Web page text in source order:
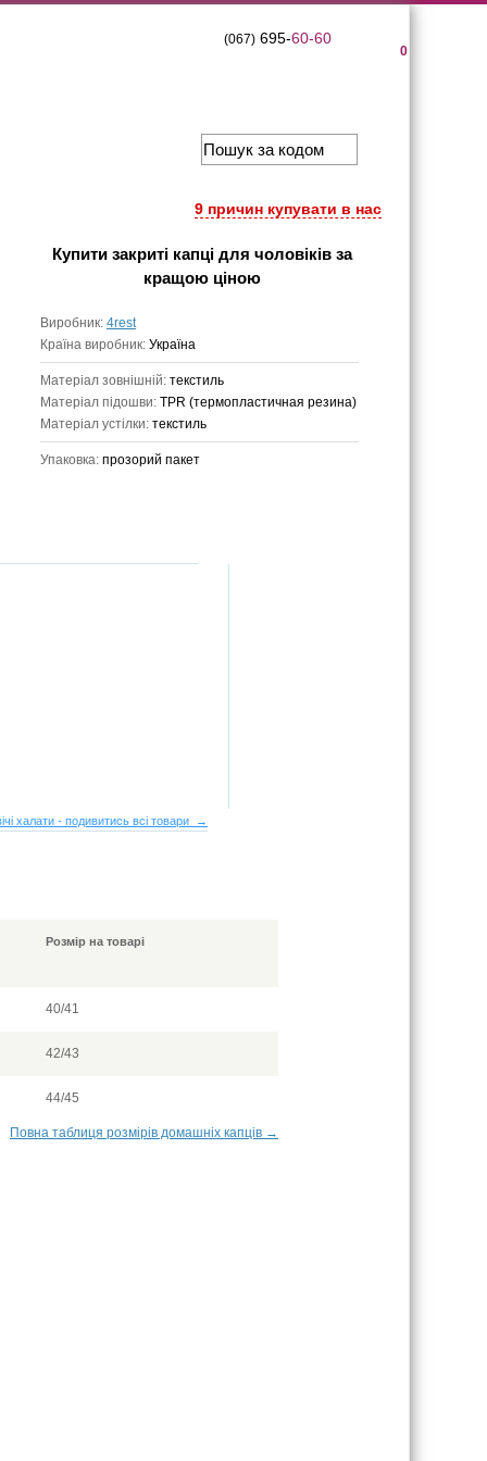
0
(067)695-60-60
9 причин купувати в нас
Купити закриті капці для чоловіків за
кращою ціною
Виробник: 4rest
Країна виробник: Україна
Матеріал зовнішній: текстиль
Матеріал підошви: TPR (термопластичная резина)
Матеріал устілки: текстиль
Упаковка: прозорий пакет
халати - подивитись всі товари →
Розмір на товарі
40/41
42/43
44/45
Повна таблиця розмірів домашніх капців →